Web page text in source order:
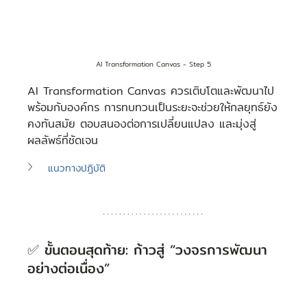
AI Transformation Canvas - Step 5
AI Transformation Canvas ควรเติบโตและพัฒนาไป
พร้อมกับองค์กร การทบทวนเป็นระยะจะช่วยให้กลยุทธ์ยัง
คงทันสมัย ตอบสนองต่อการเปลี่ยนแปลง และมุ่งสู่
ผลลัพธ์ที่ชัดเจน
แนวทางปฏิบัติ
✅ ขั้นตอนสุดท้าย: ก้าวสู่ “วงจรการพัฒนา
อย่างต่อเนื่อง”